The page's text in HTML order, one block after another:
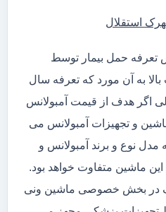
استقلال
تعرفه حمل بیمار توسط
به آن مورد که تعرفه سال
ولی اگر هدف از قیمت آمبولانس
و تجهیزات آمبولانس می
مدل نوع و برند آمبولانس و
ماشین متفاوت خواهد بود.
در بخش خصوصی ماشین ونی